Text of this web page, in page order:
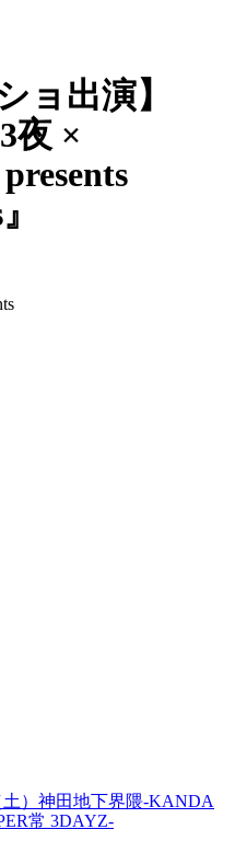
ョ出演】
夜 ×
土）神田地下界隈-KANDA
常 3DAYZ-